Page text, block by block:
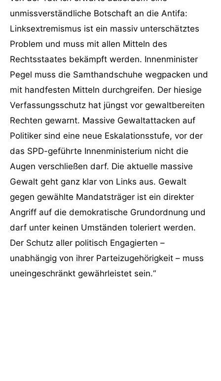
unmissverständliche Botschaft an die Antifa:
Linksextremismus ist ein massiv unterschätztes
Problem und muss mit allen Mitteln des
Rechtsstaates bekämpft werden. Innenminister
Pegel muss die Samthandschuhe wegpacken und
mit handfesten Mitteln durchgreifen. Der hiesige
Verfassungsschutz hat jüngst vor gewaltbereiten
Rechten gewarnt. Massive Gewaltattacken auf
Politiker sind eine neue Eskalationsstufe, vor der
das SPD-geführte Innenministerium nicht die
Augen verschließen darf. Die aktuelle massive
Gewalt geht ganz klar von Links aus. Gewalt
gegen gewählte Mandatsträger ist ein direkter
Angriff auf die demokratische Grundordnung und
darf unter keinen Umständen toleriert werden.
Der Schutz aller politisch Engagierten –
unabhängig von ihrer Parteizugehörigkeit – muss
uneingeschränkt gewährleistet sein.“